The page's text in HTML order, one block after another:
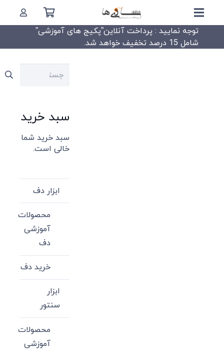
توجه نمایید : پرداخت آنلاین”پکیج های آموزشی”
شامل 15 درصد تخفیف خواهد شد.
جستجو
سبد خرید
سبد خرید شما
خالی است.
ابزار دف
محصولات
آموزشی
دف
خرید دف
ابزار
سنتور
محصولات
آموزشی